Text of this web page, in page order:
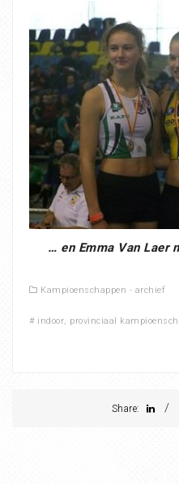
… en Emma Van Laer
Kampioenschappen - archief
# indoor, provinciaal
Share: /